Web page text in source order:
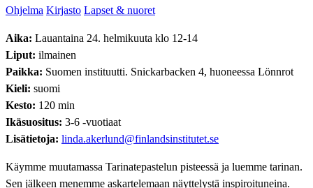
Ohjelma Kirjasto Lapset & nuoret
Aika: Lauantaina 24. helmikuuta klo 12-14
Liput: ilmainen
Paikka: Suomen instituutti. Snickarbacken 4, huoneessa Lönnrot
Kieli: suomi
Kesto: 120 min
Ikäsuositus: 3-6 -vuotiaat
Lisätietoja: linda.akerlund@finlandsinstitutet.se
Käymme muutamassa Tarinatepastelun pisteessä ja luemme tarinan.
Sen jälkeen menemme askartelemaan näyttelystä inspiroituneina.